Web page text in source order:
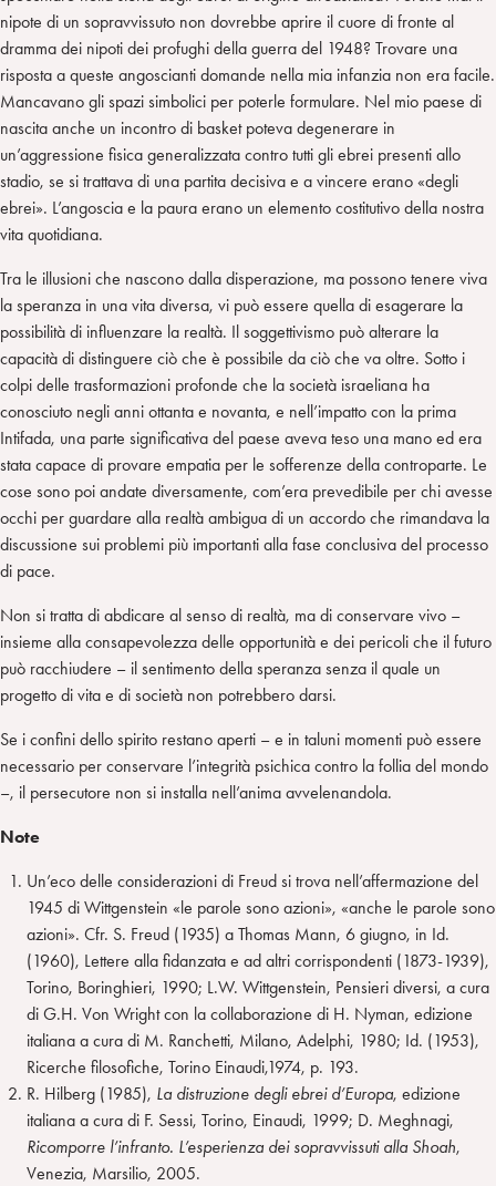
nipote di un sopravvissuto non dovrebbe aprire il cuore di fronte al
dramma dei nipoti dei profughi della guerra del 1948? Trovare una
risposta a queste angoscianti domande nella mia infanzia non era facile.
Mancavano gli spazi simbolici per poterle formulare. Nel mio paese di
nascita anche un incontro di basket poteva degenerare in
un’aggressione fisica generalizzata contro tutti gli ebrei presenti allo
stadio, se si trattava di una partita decisiva e a vincere erano «degli
ebrei». L’angoscia e la paura erano un elemento costitutivo della nostra
vita quotidiana.
Tra le illusioni che nascono dalla disperazione, ma possono tenere viva
la speranza in una vita diversa, vi può essere quella di esagerare la
possibilità di influenzare la realtà. Il soggettivismo può alterare la
capacità di distinguere ciò che è possibile da ciò che va oltre. Sotto i
colpi delle trasformazioni profonde che la società israeliana ha
conosciuto negli anni ottanta e novanta, e nell’impatto con la prima
Intifada, una parte significativa del paese aveva teso una mano ed era
stata capace di provare empatia per le sofferenze della controparte. Le
cose sono poi andate diversamente, com’era prevedibile per chi avesse
occhi per guardare alla realtà ambigua di un accordo che rimandava la
discussione sui problemi più importanti alla fase conclusiva del processo
di pace.
Non si tratta di abdicare al senso di realtà, ma di conservare vivo –
insieme alla consapevolezza delle opportunità e dei pericoli che il futuro
può racchiudere – il sentimento della speranza senza il quale un
progetto di vita e di società non potrebbero darsi.
Se i confini dello spirito restano aperti – e in taluni momenti può essere
necessario per conservare l’integrità psichica contro la follia del mondo
–, il persecutore non si installa nell’anima avvelenandola.
Note
Un’eco delle considerazioni di Freud si trova nell’affermazione del
1945 di Wittgenstein «le parole sono azioni», «anche le parole sono
azioni». Cfr. S. Freud (1935) a Thomas Mann, 6 giugno, in Id.
(1960), Lettere alla fidanzata e ad altri corrispondenti (1873-1939),
Torino, Boringhieri, 1990; L.W. Wittgenstein, Pensieri diversi, a cura
di G.H. Von Wright con la collaborazione di H. Nyman, edizione
italiana a cura di M. Ranchetti, Milano, Adelphi, 1980; Id. (1953),
Ricerche filosofiche, Torino Einaudi,1974, p. 193.
R. Hilberg (1985), La distruzione degli ebrei d’Europa, edizione
italiana a cura di F. Sessi, Torino, Einaudi, 1999; D. Meghnagi,
Ricomporre l’infranto. L’esperienza dei sopravvissuti alla Shoah,
Venezia, Marsilio, 2005.